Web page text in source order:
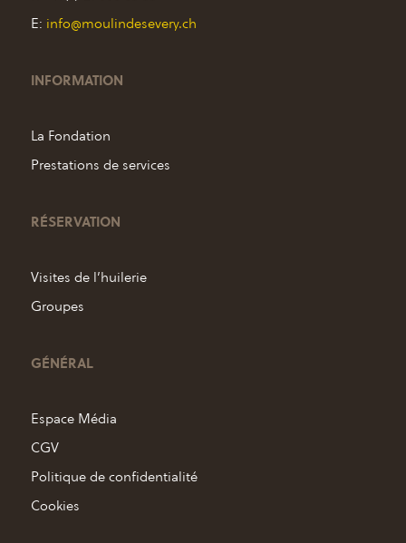
E: info@moulindesevery.ch
INFORMATION
La Fondation
Prestations de services
RÉSERVATION
Visites de l’huilerie
Groupes
GÉNÉRAL
Espace Média
CGV
Politique de confidentialité
Cookies